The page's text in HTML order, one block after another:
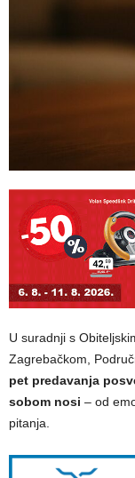
U suradnji s
Zagrebačkom,
pet predavanja
sobom nosi – od
pitanja.